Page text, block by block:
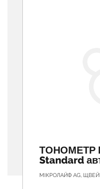
ТОНОМЕТР
Standard
МІКРОЛАЙФ АG,